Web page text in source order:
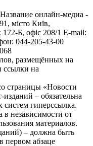
онлайн-медиа -
місто Київ,
Б, офіс 208/1 E-mail:
044-205-43-00
размещённых на
ссылки на
страницы «Новости
– обязательна
систем гиперссылка.
независимости от
материалов.
– должна быть
первом абзаце